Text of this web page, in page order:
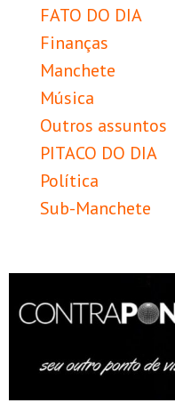
FATO DO DIA
Finanças
Manchete
Música
Outros assuntos
PITACO DO DIA
Política
Sub-Manchete